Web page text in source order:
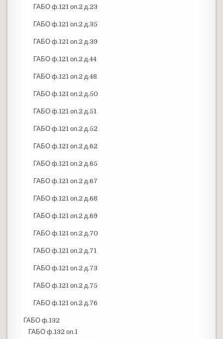
ГАБО ф.121 оп.2 д.23
ГАБО ф.121 оп.2 д.35
ГАБО ф.121 оп.2 д.39
ГАБО ф.121 оп.2 д.44
ГАБО ф.121 оп.2 д.48
ГАБО ф.121 оп.2 д.50
ГАБО ф.121 оп.2 д.51
ГАБО ф.121 оп.2 д.52
ГАБО ф.121 оп.2 д.62
ГАБО ф.121 оп.2 д.65
ГАБО ф.121 оп.2 д.67
ГАБО ф.121 оп.2 д.68
ГАБО ф.121 оп.2 д.69
ГАБО ф.121 оп.2 д.70
ГАБО ф.121 оп.2 д.71
ГАБО ф.121 оп.2 д.73
ГАБО ф.121 оп.2 д.75
ГАБО ф.121 оп.2 д.76
ГАБО ф.132
ГАБО ф.132 оп.1